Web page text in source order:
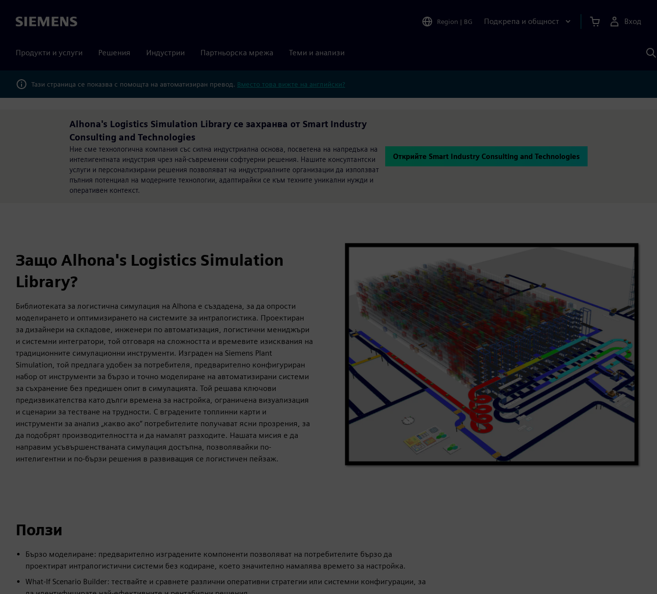
Siemens Region | BG Подкрепа и общност Вход
Продукти и услуги Решения Индустрии Партньорска мрежа Теми и анализи
с
Тази страница се показва с помощта на автоматизиран превод. Вместо това вижте на английски?
Alhona's Logistics Simulation Library се захранва от Smart Industry
Consulting and Technologies
Ние сме технологична компания със силна индустриална основа, посветена на напредъка на
интелигентната индустрия чрез най-съвременни софтуерни решения. Нашите консултантски
услуги и персонализирани решения позволяват на индустриалните организации да използват
пълния потенциал на модерните технологии, адаптирайки се към техните уникални нужди и
оперативен контекст.
Открийте Smart Industry Consulting and Technologies
Защо Alhona's Logistics Simulation
Library?
Библиотеката за логистична симулация на Alhona е създадена, за да опрости
моделирането и оптимизирането на системите за интралогистика. Проектиран
за дизайнери на складове, инженери по автоматизация, логистични мениджъри
и системни интегратори, той отговаря на сложността и времевите изисквания на
традиционните симулационни инструменти. Изграден на Siemens Plant
Simulation, той предлага удобен за потребителя, предварително конфигуриран
набор от инструменти за бързо и точно моделиране на автоматизирани системи
за съхранение без предишен опит в симулацията. Той решава ключови
предизвикателства като дълги времена за настройка, ограничена визуализация
и сценарии за тестване на трудности. С вградените топлинни карти и
инструменти за анализ „какво ако“ потребителите получават ясни прозрения, за
да подобрят производителността и да намалят разходите. Нашата мисия е да
направим усъвършенстваната симулация достъпна, позволявайки по-
интелигентни и по-бързи решения в развиващия се логистичен пейзаж.
Ползи
Бързо моделиране: предварително изградените компоненти позволяват на потребителите бързо да
проектират интралогистични системи без кодиране, което значително намалява времето за настройка.
What-If Scenario Builder: тествайте и сравнете различни оперативни стратегии или системни конфигурации, за